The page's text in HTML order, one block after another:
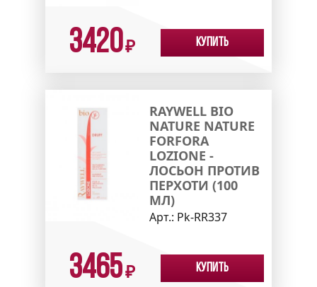
3420₽ Купить
RAYWELL BIO
NATURE NATURE
FORFORA
LOZIONE -
ЛОСЬОН ПРОТИВ
ПЕРХОТИ (100
МЛ)
Арт.: Pk-RR337
3465₽ Купить